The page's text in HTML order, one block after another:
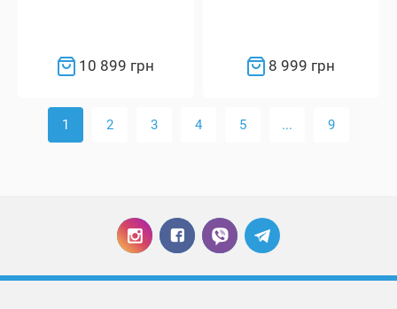
10 899 грн 8 999 грн
1 2 3 4 5 ... 9